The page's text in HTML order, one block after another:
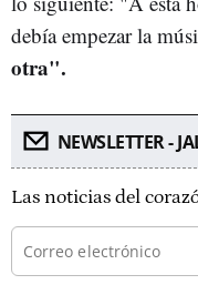
debía empezar la
otra".
NEWSLETTER -
Las noticias del